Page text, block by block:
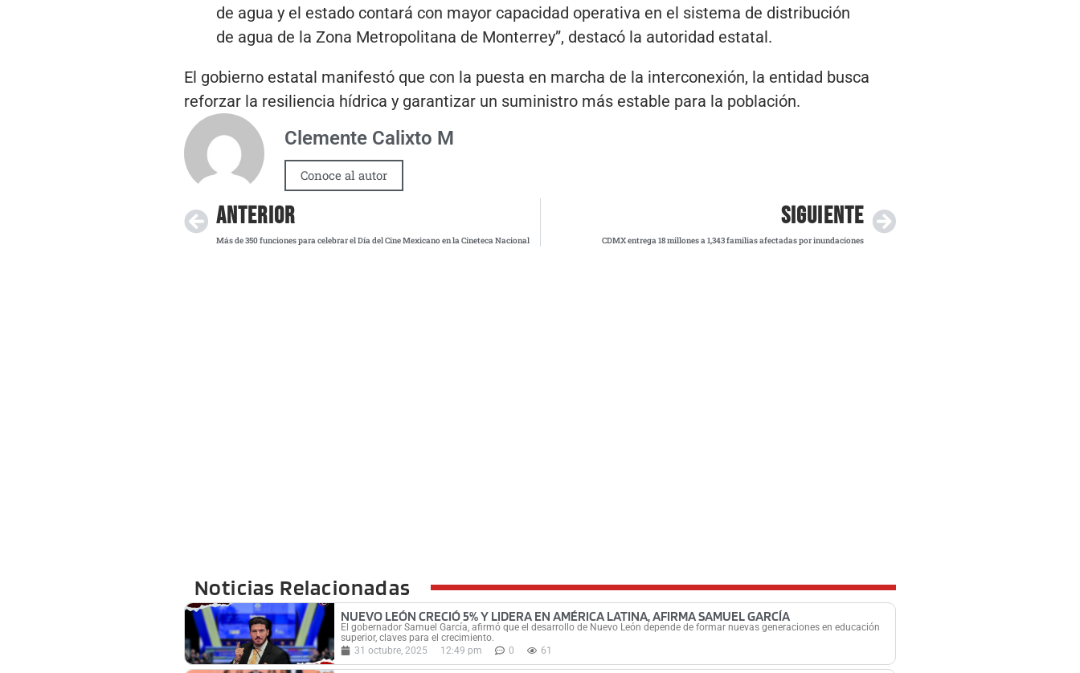
de agua y el estado contará con mayor capacidad operativa en el sistema de distribución
de agua de la Zona Metropolitana de Monterrey”, destacó la autoridad estatal.
El gobierno estatal manifestó que con la puesta en marcha de la interconexión, la entidad busca
reforzar la resiliencia hídrica y garantizar un suministro más estable para la población.
Clemente Calixto M
Conoce al autor
ANTERIOR
Más de 350 funciones para celebrar el Día del Cine Mexicano en la Cineteca Nacional
SIGUIENTE
CDMX entrega 18 millones a 1,343 familias afectadas por inundaciones
Noticias Relacionadas
NUEVO LEÓN CRECIÓ 5% Y LIDERA EN AMÉRICA LATINA, AFIRMA SAMUEL GARCÍA
El gobernador Samuel García, afirmó que el desarrollo de Nuevo León depende de formar nuevas generaciones en educación
superior, claves para el crecimiento.
31 octubre, 2025
12:49 pm 0 61